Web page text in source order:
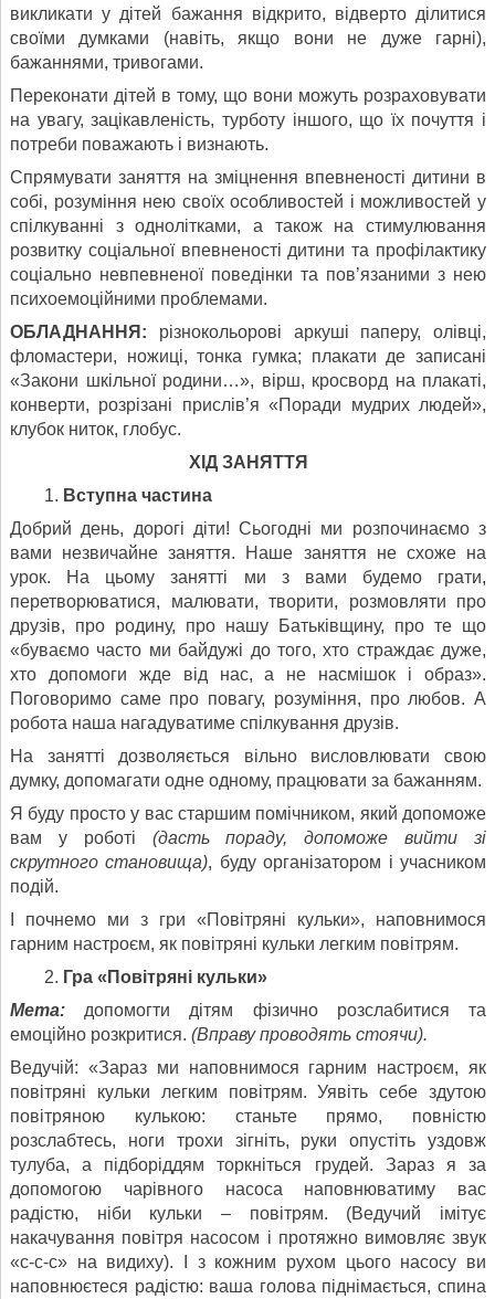
викликати у дітей бажання відкрито, відверто ділитися
своїми думками (навіть, якщо вони не дуже гарні),
бажаннями, тривогами.
Переконати дітей в тому, що вони можуть розраховувати
на увагу, зацікавленість, турботу іншого, що їх почуття і
потреби поважають і визнають.
Спрямувати заняття на зміцнення впевненості дитини в
собі, розуміння нею своїх особливостей і можливостей у
спілкуванні з однолітками, а також на стимулювання
розвитку соціальної впевненості дитини та профілактику
соціально невпевненої поведінки та пов’язаними з нею
психоемоційними проблемами.
ОБЛАДНАННЯ: різнокольорові аркуші паперу, олівці,
фломастери, ножиці, тонка гумка; плакати де записані
«Закони шкільної родини…», вірш, кросворд на плакаті,
конверти, розрізані прислів’я «Поради мудрих людей»,
клубок ниток, глобус.
ХІД ЗАНЯТТЯ
Вступна частина
Добрий день, дорогі діти! Сьогодні ми розпочинаємо з
вами незвичайне заняття. Наше заняття не схоже на
урок. На цьому занятті ми з вами будемо грати,
перетворюватися, малювати, творити, розмовляти про
друзів, про родину, про нашу Батьківщину, про те що
«буваємо часто ми байдужі до того, хто страждає дуже,
хто допомоги жде від нас, а не насмішок і образ».
Поговоримо саме про повагу, розуміння, про любов. А
робота наша нагадуватиме спілкування друзів.
На занятті дозволяється вільно висловлювати свою
думку, допомагати одне одному, працювати за бажанням.
Я буду просто у вас старшим помічником, який допоможе
вам у роботі (дасть пораду, допоможе вийти зі
скрутного становища), буду організатором і учасником
подій.
І почнемо ми з гри «Повітряні кульки», наповнимося
гарним настроєм, як повітряні кульки легким повітрям.
Гра «Повітряні кульки»
Мета: допомогти дітям фізично розслабитися та
емоційно розкритися. (Вправу проводять стоячи).
Ведучій: «Зараз ми наповнимося гарним настроєм, як
повітряні кульки легким повітрям. Уявіть себе здутою
повітряною кулькою: станьте прямо, повністю
розслабтесь, ноги трохи зігніть, руки опустіть уздовж
тулуба, а підборіддям торкніться грудей. Зараз я за
допомогою чарівного насоса наповнюватиму вас
радістю, ніби кульки – повітрям. (Ведучий імітує
накачування повітря насосом і протяжно вимовляє звук
«с-с-с» на видиху). І з кожним рухом цього насосу ви
наповнюєтеся радістю: ваша голова піднімається, спина